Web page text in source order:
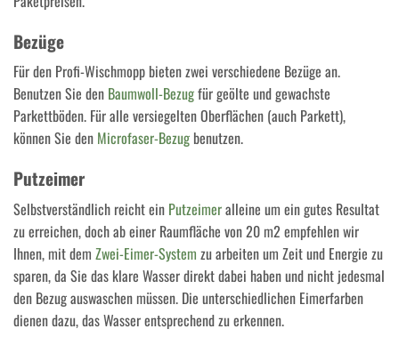
Bezüge
Für den Profi-Wischmopp bieten zwei verschiedene Bezüge an.
Benutzen Sie den Baumwoll-Bezugfür geölte und gewachste
Parkettböden. Für alle versiegelten Oberflächen (auch Parkett),
können Sie den Microfaser-Bezug benutzen.
Putzeimer
Selbstverständlich reicht ein Putzeimeralleine um ein gutes Resultat
zu erreichen, doch ab einer Raumfläche von 20 m2 empfehlen wir
Ihnen, mit dem Zwei-Eimer-System zu arbeiten um Zeit und Energie zu
sparen, da Sie das klare Wasser direkt dabei haben und nicht jedesmal
den Bezug auswaschen müssen. Die unterschiedlichen Eimerfarben
dienen dazu, das Wasser entsprechend zu erkennen.